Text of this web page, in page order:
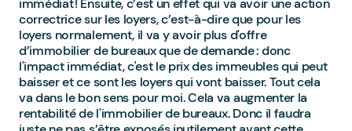
immédiat ! Ensuite, c’est un effet qui va avoir une action
correctrice sur les loyers, c’est-à-dire que pour les
loyers normalement, il va y avoir plus d'offre
d’immobilier de bureaux que de demande : donc
l'impact immédiat, c'est le prix des immeubles qui peut
baisser et ce sont les loyers qui vont baisser. Tout cela
va dans le bon sens pour moi. Cela va augmenter la
rentabilité de l'immobilier de bureaux. Donc il faudra